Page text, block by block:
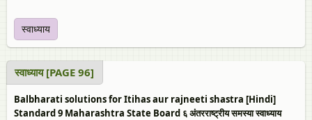
स्वाध्याय
स्वाध्याय [PAGE 96]
Balbharati solutions for Itihas aur rajneeti shastra [Hindi]
Standard 9 Maharashtra State Board ६ अंतरराष्ट्रीय समस्या स्वाध्याय